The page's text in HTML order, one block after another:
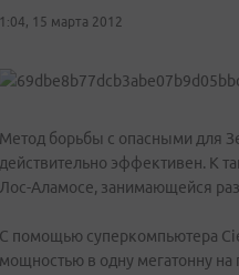
1:04, 15 марта 2012
Метод борьбы с опасными для
действительно эффективен. К
Лос-Аламосе, занимающейся
С помощью суперкомпьютера
мощностью в одну мегатонну на